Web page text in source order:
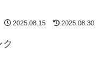
2025.08.15 2025.08.30